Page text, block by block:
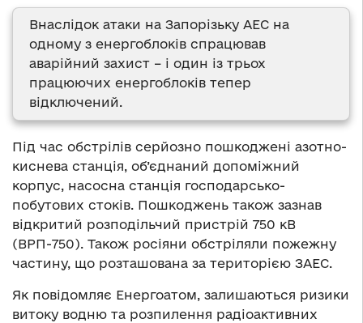
Внаслідок атаки на Запорізьку АЕС на
одному з енергоблоків спрацював
аварійний захист – і один із трьох
працюючих енергоблоків тепер
відключений.
Під час обстрілів серйозно пошкоджені азотно-
киснева станція, об’єднаний допоміжний
корпус, насосна станція господарсько-
побутових стоків. Пошкоджень також зазнав
відкритий розподільчий пристрій 750 кВ
(ВРП-750). Також росіяни обстріляли пожежну
частину, що розташована за територією ЗАЕС.
Як повідомляє Енергоатом, залишаються ризики
витоку водню та розпилення радіоактивних